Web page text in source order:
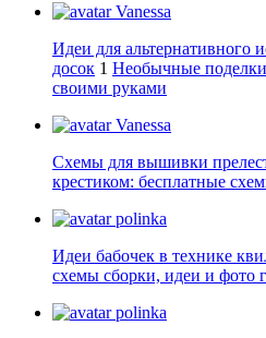
Vanessa
Идеи для альтернативного
досок 1 Необычные
своими руками
Vanessa
Схемы для вышивки
крестиком: бесплатные
polinka
Идеи бабочек в технике
схемы сборки, идеи и фото
polinka